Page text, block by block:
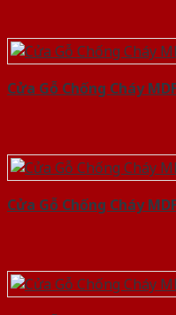
Cửa Gỗ Chống Cháy
Cửa Gỗ Chống Cháy